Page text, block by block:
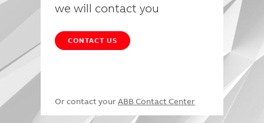
we will contact you
CONTACT US
Or contact your ABB Contact Center